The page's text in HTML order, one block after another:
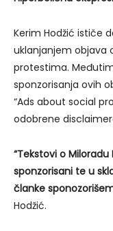
Kerim Hodžić ističe
uklanjanjem objava
protestima.
sponzorisanja ovih
“Ads about social
odobrene
“Tekstovi o
sponzorisani te u
članke
Hodžić.